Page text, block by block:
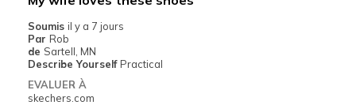
Width
Sizing
Feels true to size
View On Shoes
Soumis il y a 7 jours
Par Rob
de Sartell, MN
Describe Yourself Practical
EVALUER À
skechers.com